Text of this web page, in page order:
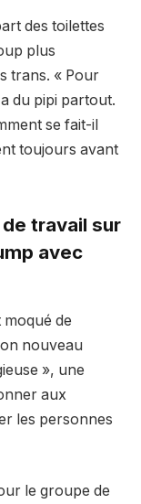
des toilettes
plus
trans. « Pour
du pipi partout.
se fait-il
toujours avant
travail sur
avec
moqué de
nouveau
», une
aux
les personnes
le groupe de